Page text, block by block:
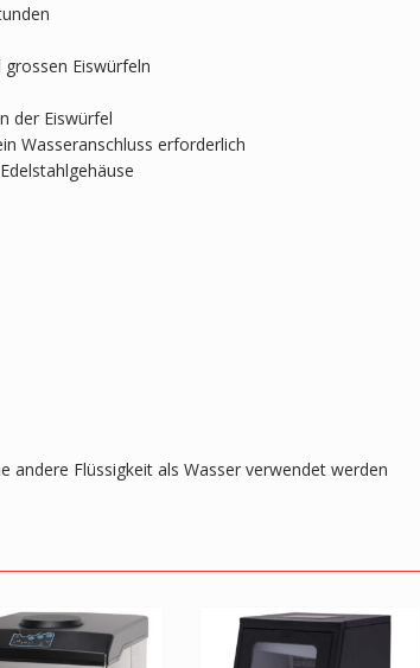
Eiswürfeln
der Eiswürfel
Wasseranschluss erforderlich
andere Flüssigkeit als Wasser verwendet werden